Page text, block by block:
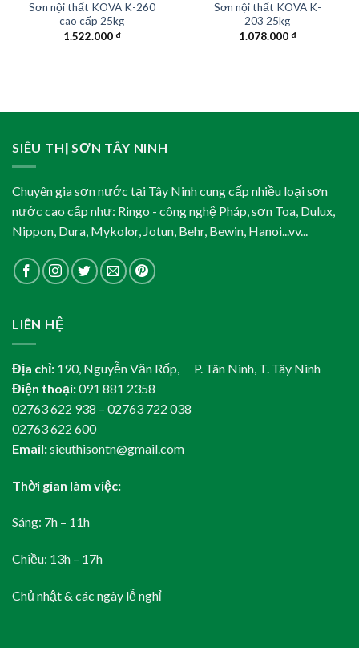
Sơn nội thất KOVA K-260
cao cấp 25kg
1.522.000₫
Sơn nội thất KOVA K-
203 25kg
1.078.000₫
SIÊU THỊ SƠN TÂY NINH
Chuyên gia sơn nước tại Tây Ninh cung cấp nhiều loại sơn
nước cao cấp như: Ringo - công nghệ Pháp, sơn Toa, Dulux,
Nippon, Dura, Mykolor, Jotun, Behr, Bewin, Hanoi...vv...
LIÊN HỆ
Địa chỉ: 190, Nguyễn Văn Rốp, P. Tân Ninh, T. Tây Ninh
Điện thoại:091 881 2358
02763 622 938 – 02763 722 038
02763 622 600
Email:sieuthisontn@gmail.com
Thời gian làm việc:
Sáng: 7h – 11h
Chiều: 13h – 17h
Chủ nhật & các ngày lễ nghỉ